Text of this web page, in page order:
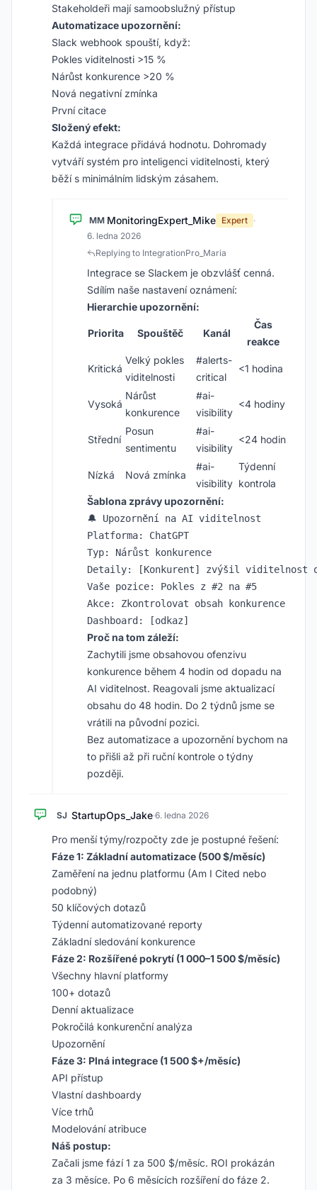
Stakeholdeři mají samoobslužný přístup
Automatizace upozornění:
Slack webhook spouští, když:
Pokles viditelnosti >15 %
Nárůst konkurence >20 %
Nová negativní zmínka
První citace
Složený efekt:
Každá integrace přidává hodnotu. Dohromady
vytváří systém pro inteligenci viditelnosti, který
běží s minimálním lidským zásahem.
MM MonitoringExpert_Mike Expert ·
6. ledna 2026
Replying to IntegrationPro_Maria
Integrace se Slackem je obzvlášť cenná.
Sdílím naše nastavení oznámení:
Hierarchie upozornění:
Priorita Spouštěč Kanál
Čas
reakce
Kritická
Velký pokles
viditelnosti
#alerts-
critical
<1 hodina
Vysoká
Nárůst
konkurence
#ai-
visibility
<4 hodiny
Střední
Posun
sentimentu
#ai-
visibility
<24 hodin
Nízká Nová zmínka
#ai-
visibility
Týdenní
kontrola
Šablona zprávy upozornění:
🔔 Upozornění na AI viditelnost
Platforma: ChatGPT
Typ: Nárůst konkurence
Detaily: [Konkurent] zvýšil viditelnost
Vaše pozice: Pokles z #2 na #5
Akce: Zkontrolovat obsah konkurence
Proč na tom záleží:
Zachytili jsme obsahovou ofenzivu
konkurence během 4 hodin od dopadu na
AI viditelnost. Reagovali jsme aktualizací
obsahu do 48 hodin. Do 2 týdnů jsme se
vrátili na původní pozici.
Bez automatizace a upozornění bychom na
to přišli až při ruční kontrole o týdny
později.
SJ StartupOps_Jake·6. ledna 2026
Pro menší týmy/rozpočty zde je postupné řešení:
Fáze 1: Základní automatizace (500 $/měsíc)
Zaměření na jednu platformu (Am I Cited nebo
podobný)
50 klíčových dotazů
Týdenní automatizované reporty
Základní sledování konkurence
Fáze 2: Rozšířené pokrytí (1 000–1 500 $/měsíc)
Všechny hlavní platformy
100+ dotazů
Denní aktualizace
Pokročilá konkurenční analýza
Upozornění
Fáze 3: Plná integrace (1 500 $+/měsíc)
API přístup
Vlastní dashboardy
Více trhů
Modelování atribuce
Náš postup:
Začali jsme fází 1 za 500 $/měsíc. ROI prokázán
za 3 měsíce. Po 6 měsících rozšíření do fáze 2.